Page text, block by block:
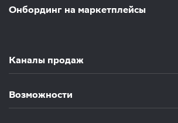
Онбординг на маркетплейсы
Каналы продаж
Возможности